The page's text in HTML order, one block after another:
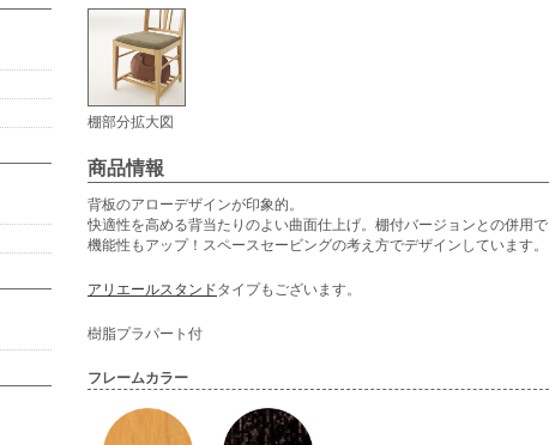
棚部分拡大図
商品情報
背板のアローデザインが印象的。
快適性を高める背当たりのよい曲面仕上げ。棚付バージョンとの併用で
機能性もアップ！スペースセービングの考え方でデザインしています。
アリエールスタンドタイプもございます。
樹脂プラパート付
フレームカラー